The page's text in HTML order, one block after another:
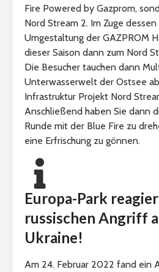
Fire Powered by Gazprom,
Nord Stream 2. Im Zuge
Umgestaltung der GAZPROM
dieser Saison dann zum Nord
Die Besucher tauchen dann
Unterwasserwelt der Ostsee
Infrastruktur Projekt Nord
Anschließend haben Sie dann
Runde mit der Blue Fire zu
eine Erfrischung zu gönnen.
Europa-Park
russischen Angriff
Ukraine!
Am 24. Februar 2022 fand ein